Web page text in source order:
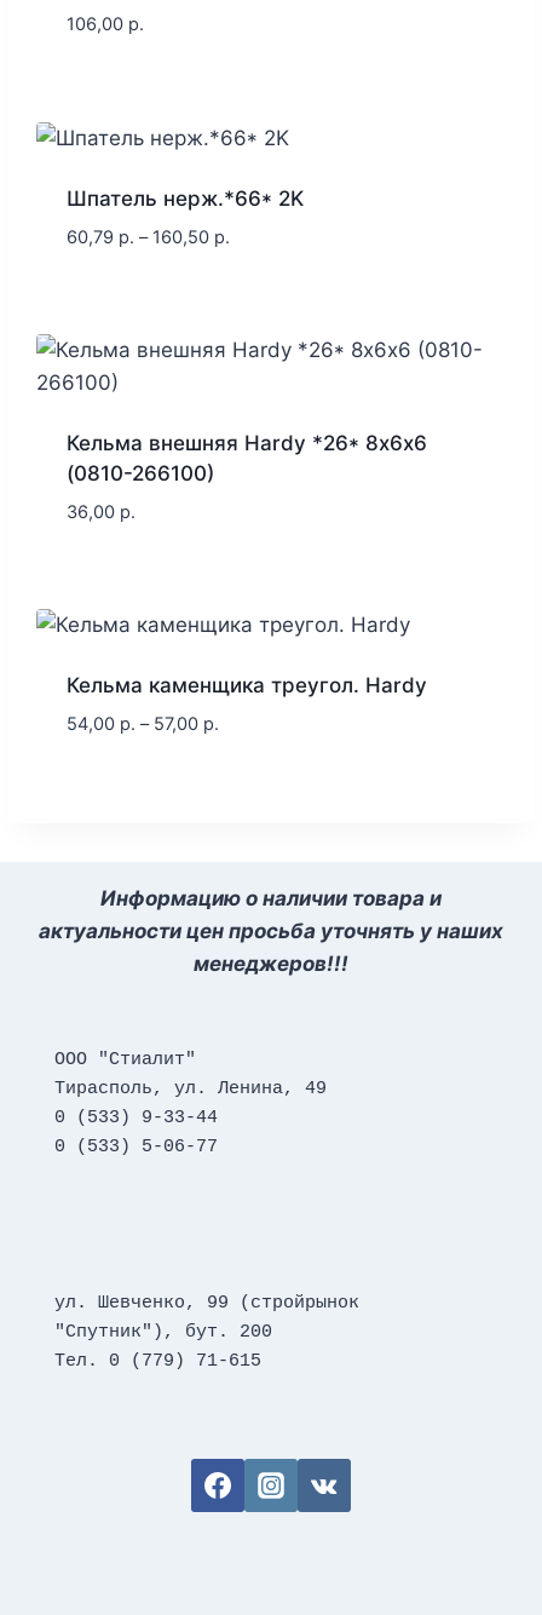
106,00 р.
Шпатель нерж.*66* 2K
60,79 р. – 160,50 р.
Кельма внешняя Hardy *26* 8х6х6
(0810-266100)
36,00 р.
Кельма каменщика треугол. Hardy
54,00 р. – 57,00 р.
Информацию о наличии товара и
актуальности цен просьба уточнять у наших
менеджеров!!!
ООО "Стиалит"
Тирасполь, ул. Ленина, 49
0 (533) 9-33-44
0 (533) 5-06-77
ул. Шевченко, 99 (стройрынок
"Спутник"), бут. 200
Тел. 0 (779) 71-615